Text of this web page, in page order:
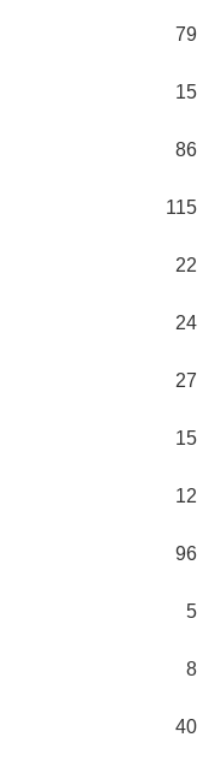
79
15
86
115
22
24
27
15
12
96
5
8
40